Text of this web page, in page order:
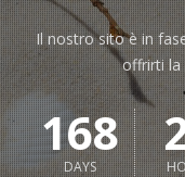
Il nostro sito è in
offrirti la
168
DAYS